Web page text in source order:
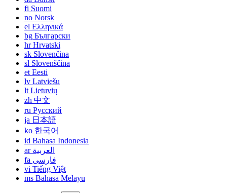
fi Suomi
no Norsk
el Ελληνικά
bg Български
hrHrvatski
sk Slovenčina
sl Slovenščina
et Eesti
lv Latviešu
lt Lietuvių
zh 中文
ru Русский
ja 日本語
ko 한국어
id Bahasa Indonesia
ar العربية
fa فارسی
vi Tiếng Việt
ms Bahasa Melayu